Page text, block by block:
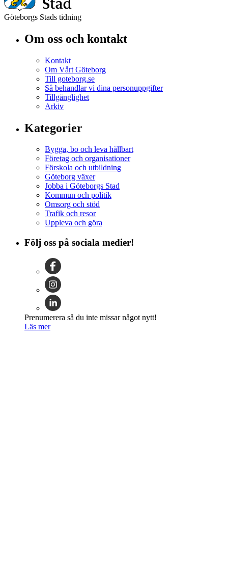
Göteborgs Stads tidning
Om oss och kontakt
Kontakt
Om Vårt Göteborg
Till goteborg.se
Så behandlar vi dina personuppgifter
Tillgänglighet
Arkiv
Kategorier
Bygga, bo och leva hållbart
Företag och organisationer
Förskola och utbildning
Göteborg växer
Jobba i Göteborgs Stad
Kommun och politik
Omsorg och stöd
Trafik och resor
Uppleva och göra
Följ oss på sociala medier!
Prenumerera så du inte missar något nytt!
Läs mer